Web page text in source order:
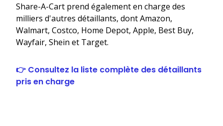
Share-A-Cart prend également en charge des
milliers d'autres détaillants, dont Amazon,
Walmart, Costco, Home Depot, Apple, Best Buy,
Wayfair, Shein et Target.
👉 Consultez la liste complète des détaillants
pris en charge